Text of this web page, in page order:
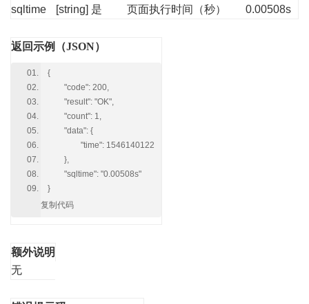
sqltime
[string] 是 页面执行时间（秒） 0.00508s
返回示例（JSON）
{
"code": 200,
"result": "OK",
"count": 1,
"data": {
"time": 1546140122
},
"sqltime": "0.00508s"
}
复制代码
额外说明
无